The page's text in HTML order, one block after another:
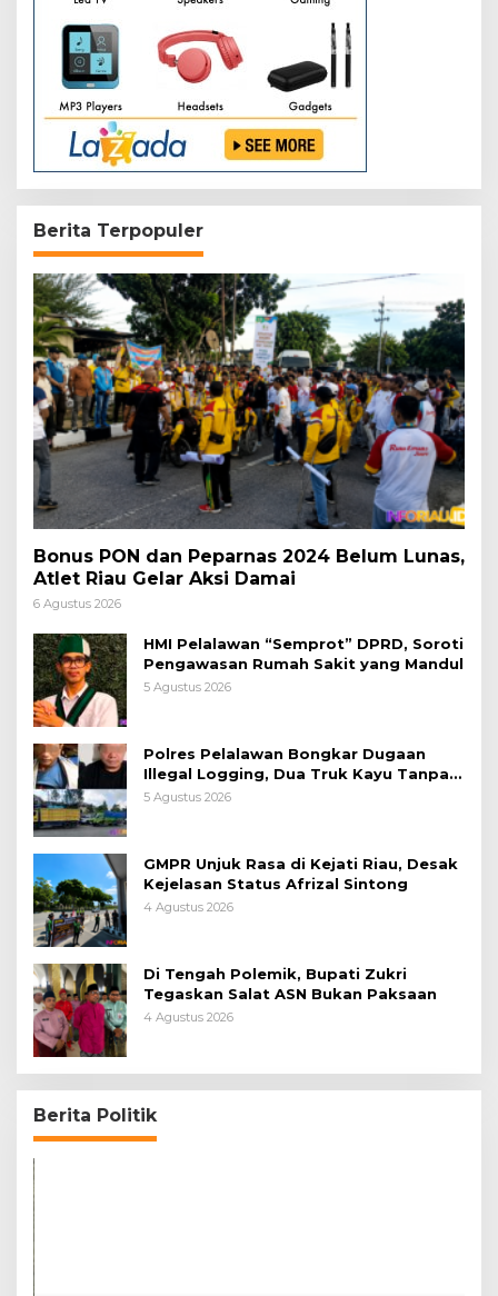
Berita Terpopuler
Bonus PON dan Peparnas 2024 Belum Lunas,
Atlet Riau Gelar Aksi Damai
6 Agustus 2026
HMI Pelalawan “Semprot” DPRD, Soroti
Pengawasan Rumah Sakit yang Mandul
5 Agustus 2026
Polres Pelalawan Bongkar Dugaan
Illegal Logging, Dua Truk Kayu Tanpa
Dokumen Diamankan
5 Agustus 2026
GMPR Unjuk Rasa di Kejati Riau, Desak
Kejelasan Status Afrizal Sintong
4 Agustus 2026
Di Tengah Polemik, Bupati Zukri
Tegaskan Salat ASN Bukan Paksaan
4 Agustus 2026
Berita Politik